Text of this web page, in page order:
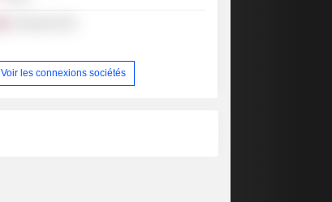
Voir les connexions sociétés